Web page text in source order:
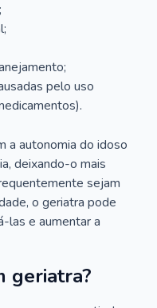
pelo uso
a autonomia do idoso
deixando-o mais
sejam
o geriatra pode
las e aumentar a
geriatra?